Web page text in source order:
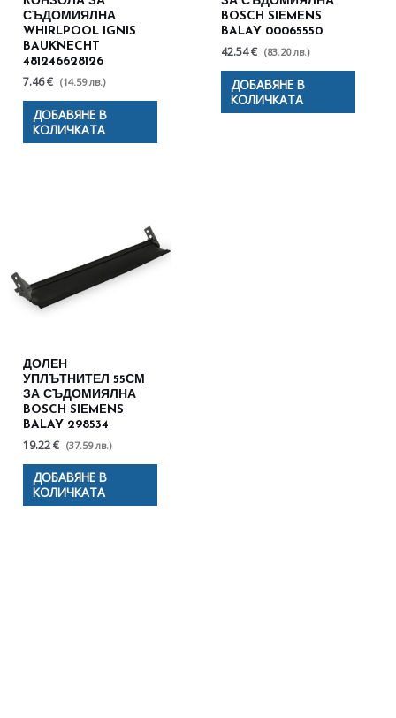
СЪДОМИЯЛНА
WHIRLPOOL IGNIS
BAUKNECHT
481246628126
7.46 € (14.59 лв.)
ДОБАВЯНЕ В
КОЛИЧКАТА
BOSCH SIEMENS
BALAY 00065550
42.54 € (83.20 лв.)
ДОБАВЯНЕ В
КОЛИЧКАТА
ДОЛЕН
УПЛЪТНИТЕЛ 55СМ
ЗА СЪДОМИЯЛНА
BOSCH SIEMENS
BALAY 298534
19.22 € (37.59 лв.)
ДОБАВЯНЕ В
КОЛИЧКАТА